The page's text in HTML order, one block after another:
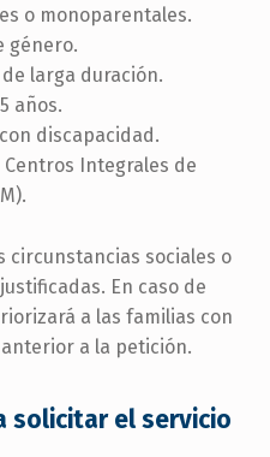
o monoparentales.
género.
larga duración.
años.
discapacidad.
Integrales de
circunstancias sociales o
En caso de
a las familias con
a la petición.
solicitar el servicio